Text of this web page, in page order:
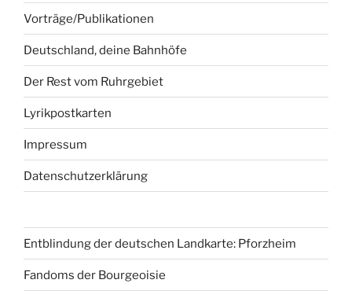
Vorträge/Publikationen
Deutschland, deine Bahnhöfe
Der Rest vom Ruhrgebiet
Lyrikpostkarten
Impressum
Datenschutzerklärung
Entblindung der deutschen Landkarte: Pforzheim
Fandoms der Bourgeoisie